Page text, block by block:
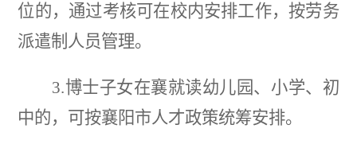
位的，通过考核可在校内安排工作，按劳务
派遣制人员管理。
3.博士子女在襄就读幼儿园、小学、初
中的，可按襄阳市人才政策统筹安排。